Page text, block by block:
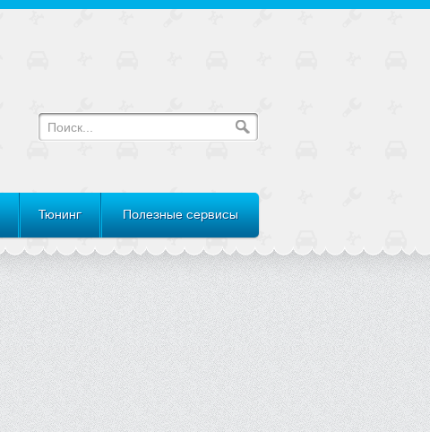
Тюнинг Полезные сервисы